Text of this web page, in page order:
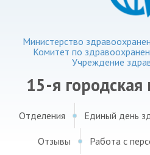
Министерство
Комитет по
Учреждение
15-я
Отделения Единый день
Отзывы Работа с